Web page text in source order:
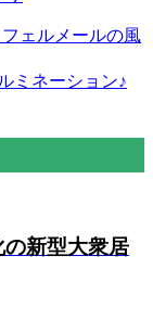
ェルメールの風
ミネーション♪
新型大衆居